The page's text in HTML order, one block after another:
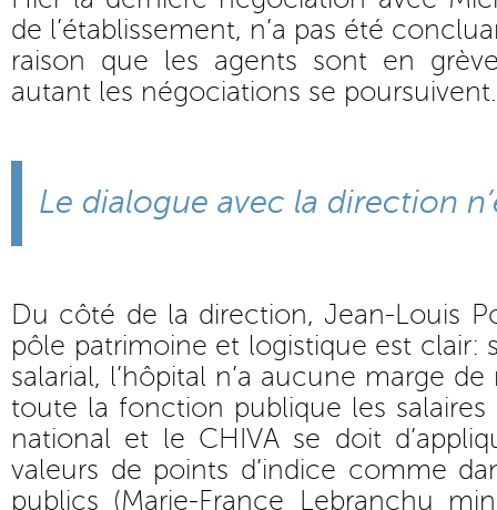
de l’établissement, n’a pas été
raison que les agents sont en
autant les négociations se poursuivent.
Le dialogue avec la direction
Du côté de la direction, Jean-Louis
pôle patrimoine et logistique est clair:
salarial, l’hôpital n’a aucune marge
toute la fonction publique les
national et le CHIVA se doit
valeurs de points d’indice comme
publics (Marie-France Lebranchu